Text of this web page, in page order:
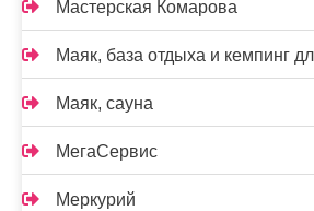
Мастерская Комарова
Маяк, база отдыха и кемпинг
Маяк, сауна
МегаСервис
Меркурий